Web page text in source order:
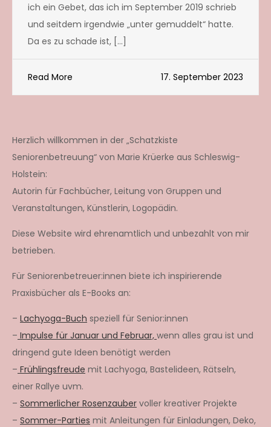
ich ein Gebet, das ich im September 2019 schrieb
und seitdem irgendwie „unter gemuddelt“ hatte.
Da es zu schade ist, […]
Read More 17. September 2023
Herzlich willkommen in der „Schatzkiste
Seniorenbetreuung“ von Marie Krüerke aus Schleswig-
Holstein:
Autorin für Fachbücher, Leitung von Gruppen und
Veranstaltungen, Künstlerin, Logopädin.
Diese Website wird ehrenamtlich und unbezahlt von mir
betrieben.
Für Seniorenbetreuer:innen biete ich inspirierende
Praxisbücher als E-Books an:
– Lachyoga-Buch speziell für Senior:innen
– Impulse für Januar und Februar, wenn alles grau ist und
dringend gute Ideen benötigt werden
– Frühlingsfreude mit Lachyoga, Bastelideen, Rätseln,
einer Rallye uvm.
– Sommerlicher Rosenzauber voller kreativer Projekte
– Sommer-Parties mit Anleitungen für Einladungen, Deko,